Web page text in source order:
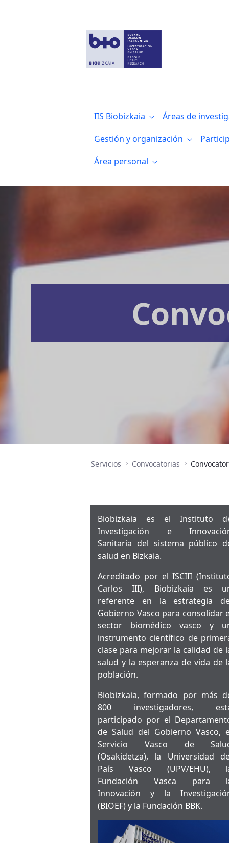
IIS Biobizkaia Áreas de
Gestión y organización
Área personal
Servicios Convocatorias
Biobizkaia es el Instituto
Investigación e
Sanitaria del sistema público
salud en Bizkaia.
Acreditado por el ISCIII
Carlos III), Biobizkaia es
referente en la estrategia
Gobierno Vasco para consolidar
sector biomédico vasco y
instrumento científico de
clase para mejorar la calidad de
salud y la esperanza de vida de
población.
Biobizkaia, formado por más
800 investigadores,
participado por el
de Salud del Gobierno Vasco,
Servicio Vasco de
(Osakidetza), la Universidad
País Vasco (UPV/EHU),
Fundación Vasca para
Innovación y la
(BIOEF) y la Fundación BBK.